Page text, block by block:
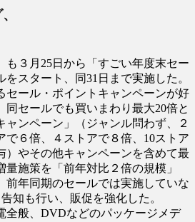
も３月25日から「すごい年度末セー
スタート、同31日まで実施した。
セール・ポイントキャンペーンが好
同セールでも買いまわり最大20倍と
ャンペーン」（ジャンル問わず、２
で６倍、４ストアで８倍、10ストア
）やその他キャンペーンを含めて最
量施策を「前年対比２倍の規模」
前年同期のセールでは実施していな
知も行い、販促を強化した。
全般、DVDなどのパッケージメデ